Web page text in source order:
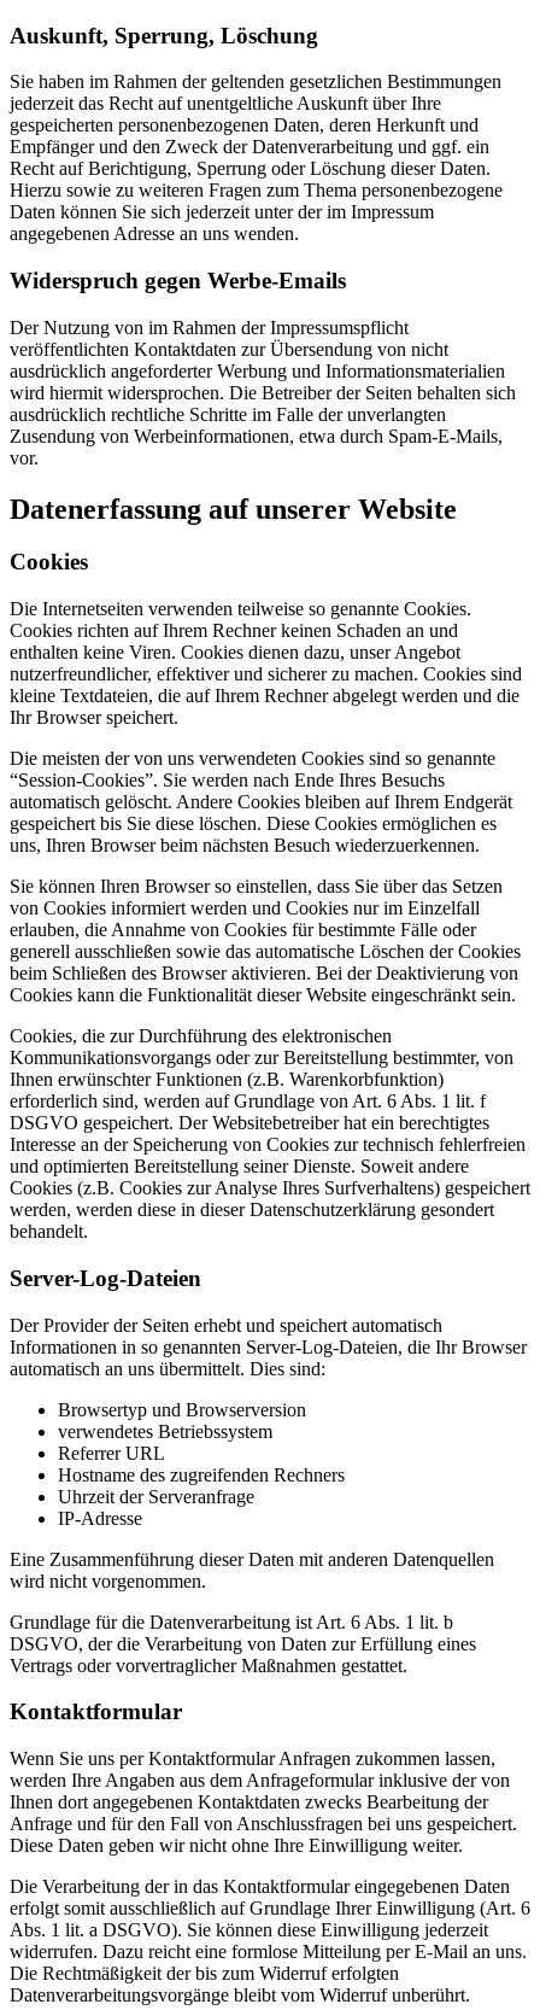
Auskunft, Sperrung, Löschung
Sie haben im Rahmen der geltenden gesetzlichen Bestimmungen
jederzeit das Recht auf unentgeltliche Auskunft über Ihre
gespeicherten personenbezogenen Daten, deren Herkunft und
Empfänger und den Zweck der Datenverarbeitung und ggf. ein
Recht auf Berichtigung, Sperrung oder Löschung dieser Daten.
Hierzu sowie zu weiteren Fragen zum Thema personenbezogene
Daten können Sie sich jederzeit unter der im Impressum
angegebenen Adresse an uns wenden.
Widerspruch gegen Werbe-Emails
Der Nutzung von im Rahmen der Impressumspflicht
veröffentlichten Kontaktdaten zur Übersendung von nicht
ausdrücklich angeforderter Werbung und Informationsmaterialien
wird hiermit widersprochen. Die Betreiber der Seiten behalten sich
ausdrücklich rechtliche Schritte im Falle der unverlangten
Zusendung von Werbeinformationen, etwa durch Spam-E-Mails,
vor.
Datenerfassung auf unserer Website
Cookies
Die Internetseiten verwenden teilweise so genannte Cookies.
Cookies richten auf Ihrem Rechner keinen Schaden an und
enthalten keine Viren. Cookies dienen dazu, unser Angebot
nutzerfreundlicher, effektiver und sicherer zu machen. Cookies sind
kleine Textdateien, die auf Ihrem Rechner abgelegt werden und die
Ihr Browser speichert.
Die meisten der von uns verwendeten Cookies sind so genannte
“Session-Cookies”. Sie werden nach Ende Ihres Besuchs
automatisch gelöscht. Andere Cookies bleiben auf Ihrem Endgerät
gespeichert bis Sie diese löschen. Diese Cookies ermöglichen es
uns, Ihren Browser beim nächsten Besuch wiederzuerkennen.
Sie können Ihren Browser so einstellen, dass Sie über das Setzen
von Cookies informiert werden und Cookies nur im Einzelfall
erlauben, die Annahme von Cookies für bestimmte Fälle oder
generell ausschließen sowie das automatische Löschen der Cookies
beim Schließen des Browser aktivieren. Bei der Deaktivierung von
Cookies kann die Funktionalität dieser Website eingeschränkt sein.
Cookies, die zur Durchführung des elektronischen
Kommunikationsvorgangs oder zur Bereitstellung bestimmter, von
Ihnen erwünschter Funktionen (z.B. Warenkorbfunktion)
erforderlich sind, werden auf Grundlage von Art. 6 Abs. 1 lit. f
DSGVO gespeichert. Der Websitebetreiber hat ein berechtigtes
Interesse an der Speicherung von Cookies zur technisch fehlerfreien
und optimierten Bereitstellung seiner Dienste. Soweit andere
Cookies (z.B. Cookies zur Analyse Ihres Surfverhaltens) gespeichert
werden, werden diese in dieser Datenschutzerklärung gesondert
behandelt.
Server-Log-Dateien
Der Provider der Seiten erhebt und speichert automatisch
Informationen in so genannten Server-Log-Dateien, die Ihr Browser
automatisch an uns übermittelt. Dies sind:
Browsertyp und Browserversion
verwendetes Betriebssystem
Referrer URL
Hostname des zugreifenden Rechners
Uhrzeit der Serveranfrage
IP-Adresse
Eine Zusammenführung dieser Daten mit anderen Datenquellen
wird nicht vorgenommen.
Grundlage für die Datenverarbeitung ist Art. 6 Abs. 1 lit. b
DSGVO, der die Verarbeitung von Daten zur Erfüllung eines
Vertrags oder vorvertraglicher Maßnahmen gestattet.
Kontaktformular
Wenn Sie uns per Kontaktformular Anfragen zukommen lassen,
werden Ihre Angaben aus dem Anfrageformular inklusive der von
Ihnen dort angegebenen Kontaktdaten zwecks Bearbeitung der
Anfrage und für den Fall von Anschlussfragen bei uns gespeichert.
Diese Daten geben wir nicht ohne Ihre Einwilligung weiter.
Die Verarbeitung der in das Kontaktformular eingegebenen Daten
erfolgt somit ausschließlich auf Grundlage Ihrer Einwilligung (Art. 6
Abs. 1 lit. a DSGVO). Sie können diese Einwilligung jederzeit
widerrufen. Dazu reicht eine formlose Mitteilung per E-Mail an uns.
Die Rechtmäßigkeit der bis zum Widerruf erfolgten
Datenverarbeitungsvorgänge bleibt vom Widerruf unberührt.